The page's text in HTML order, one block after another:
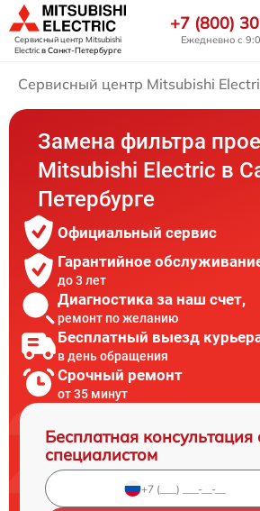
Сервисный центр Mitsubishi
Electricв Санкт-Петербурге
+7 (800)
Ежедневно с
Сервисный центр Mitsubishi
Замена фильтра
Mitsubishi Electric в
Петербурге
Официальный сервис
Гарантийное
до 3 лет
Диагностика за наш счет,
ремонт по желанию
Бесплатный выезд
в день обращения
Срочный ремонт
от 35 минут
Бесплатная консультация
специалистом